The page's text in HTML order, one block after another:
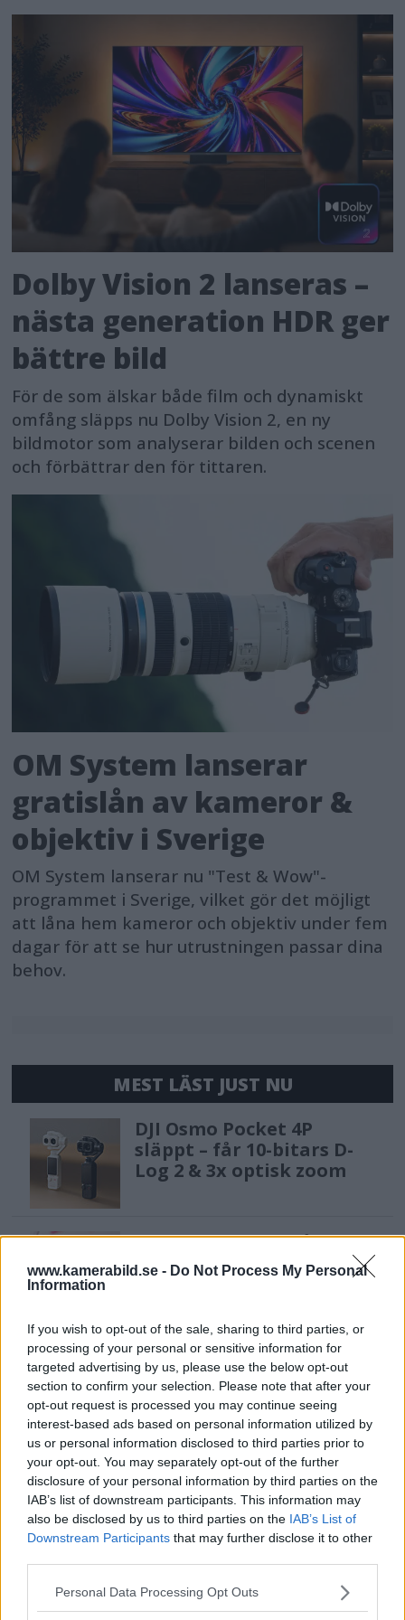
www.kamerabild.se - Do Not Process My Personal
Information
If you wish to opt-out of the sale, sharing to third parties, or
processing of your personal or sensitive information for
targeted advertising by us, please use the below opt-out
section to confirm your selection. Please note that after your
opt-out request is processed you may continue seeing
interest-based ads based on personal information utilized by
us or personal information disclosed to third parties prior to
your opt-out. You may separately opt-out of the further
disclosure of your personal information by third parties on the
IAB’s list of downstream participants. This information may
also be disclosed by us to third parties on the IAB’s List of
Downstream Participants that may further disclose it to other
Please note that this website/app uses one or more Google
Personal Data Processing Opt Outs
Dolby Vision 2 lanseras –
nästa generation HDR ger
bättre bild
För de som älskar både film och dynamiskt
omfång släpps nu Dolby Vision 2, en ny
bildmotor som analyserar bilden och scenen
och förbättrar den för tittaren.
OM System lanserar
gratislån av kameror &
objektiv i Sverige
OM System lanserar nu "Test & Wow"-
programmet i Sverige, vilket gör det möjligt
att låna hem kameror och objektiv under fem
dagar för att se hur utrustningen passar dina
behov.
MEST LÄST JUST NU
DJI Osmo Pocket 4P
släppt – får 10-bitars D-
Log 2 & 3x optisk zoom
Sony lägger bud på
Tamron – kan vara värt
12 miljarder kronor
OM System lanserar
gratislån av kameror &
objektiv i Sverige
Sony FE 100-400mm F5,6-8
OSS – lätt telezoom för
fågel, sport & natur
fotodagar till Göteborg,